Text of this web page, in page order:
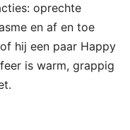
oprechte
en af en toe
hij een paar Happy
is warm, grappig